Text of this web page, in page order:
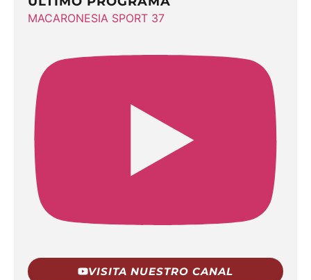
MACARONESIA SPORT 37
VISITA NUESTRO CANAL